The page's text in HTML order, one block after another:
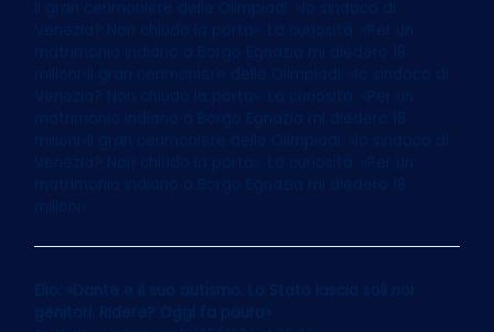
Il gran cerimoniere delle Olimpiadi: «Io sindaco di
Venezia? Non chiudo la porta». La curiosità: «Per un
matrimonio indiano a Borgo Egnazia mi diedero 18
milioni»Il gran cerimoniere delle Olimpiadi: «Io sindaco di
Venezia? Non chiudo la porta». La curiosità: «Per un
matrimonio indiano a Borgo Egnazia mi diedero 18
milioni»Il gran cerimoniere delle Olimpiadi: «Io sindaco di
Venezia? Non chiudo la porta». La curiosità: «Per un
matrimonio indiano a Borgo Egnazia mi diedero 18
Elio: «Dante e il suo autismo. Lo Stato lascia soli noi
genitori. Ridere? Oggi fa paura»